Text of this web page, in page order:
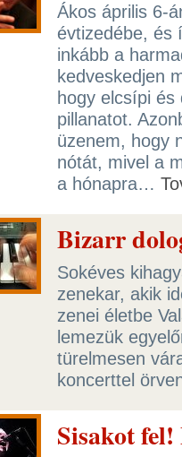
Ákos április 6-
évtizedébe, és
inkább a
kedveskedjen
hogy elcsípi és
pillanatot.
üzenem, hogy
nótát, mivel a
a hónapra…
Bizarr
Sokéves
zenekar, akik
zenei életbe
lemezük
türelmesen
koncerttel
Sisakot